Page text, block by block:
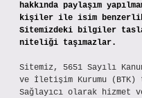
hakkında paylaşım
kişiler ile isim
Sitemizdeki bilgiler
niteliği taşımazlar.
Sitemiz, 5651 Sayılı
ve İletişim Kurumu (BTK)
Sağlayıcı olarak hizmet